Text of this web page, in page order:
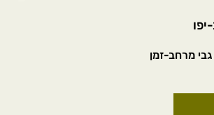
מרחב-זמן